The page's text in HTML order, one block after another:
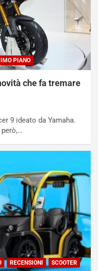
PIANO
che fa tremare
9 ideato da Yamaha.
però,…
RECENSIONI SCOOTER